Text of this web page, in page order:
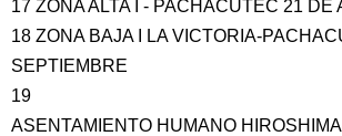
17 ZONA ALTA I - PACHACUTEC 21 DE
18 ZONA BAJA I LA VICTORIA-
SEPTIEMBRE
19
ASENTAMIENTO HUMANO